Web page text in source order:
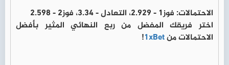
الاحتمالات: فوز1 - 2.929، التعادل - 3.34، فوز2 - 2.598
اختر فريقك المفضل من ربع النهائي المثير بأفضل
الاحتمالات من
!